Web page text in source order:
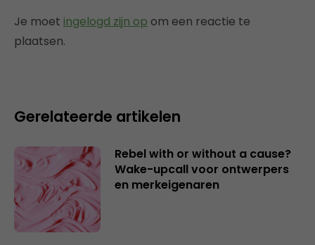
Je moet ingelogd zijn op om een reactie te
plaatsen.
Gerelateerde artikelen
Rebel with or without a cause?
Wake-upcall voor ontwerpers
en merkeigenaren